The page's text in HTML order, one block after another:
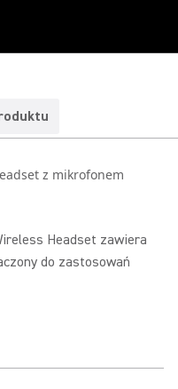
z mikrofonem
Headset zawiera
do zastosowań